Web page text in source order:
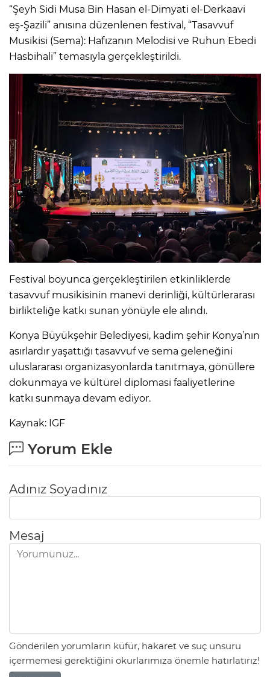
“Şeyh Sidi Musa Bin Hasan el-Dimyati el-Derkaavi
eş-Şazili” anısına düzenlenen festival, “Tasavvuf
Musikisi (Sema): Hafızanın Melodisi ve Ruhun Ebedi
Hasbihali” temasıyla gerçekleştirildi.
Festival boyunca gerçekleştirilen etkinliklerde
tasavvuf musikisinin manevi derinliği, kültürlerarası
birlikteliğe katkı sunan yönüyle ele alındı.
Konya Büyükşehir Belediyesi, kadim şehir Konya’nın
asırlardır yaşattığı tasavvuf ve sema geleneğini
uluslararası organizasyonlarda tanıtmaya, gönüllere
dokunmaya ve kültürel diplomasi faaliyetlerine
katkı sunmaya devam ediyor.
Kaynak: IGF
Yorum Ekle
Adınız Soyadınız
Mesaj
Gönderilen yorumların küfür, hakaret ve suç unsuru
içermemesi gerektiğini okurlarımıza önemle hatırlatırız!